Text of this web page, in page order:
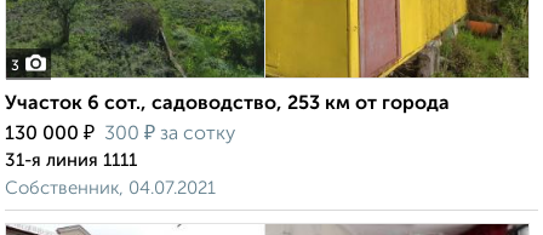
3
Участок 6 сот., садоводство, 253 км от города
130 000 ₽ 300 ₽ за сотку
31-я линия 1111
Собственник, 04.07.2021